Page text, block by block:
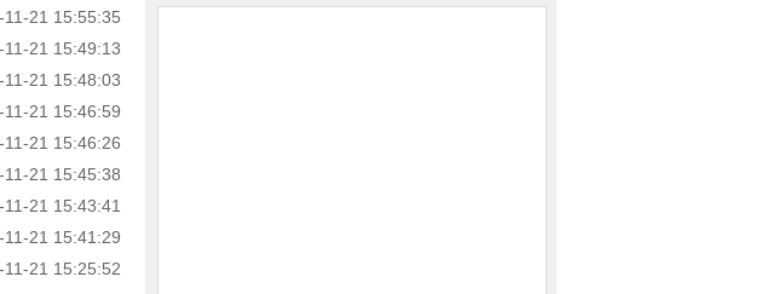
11-21 15:55:35
11-21 15:49:13
11-21 15:48:03
11-21 15:46:59
11-21 15:46:26
11-21 15:45:38
11-21 15:43:41
11-21 15:41:29
11-21 15:25:52